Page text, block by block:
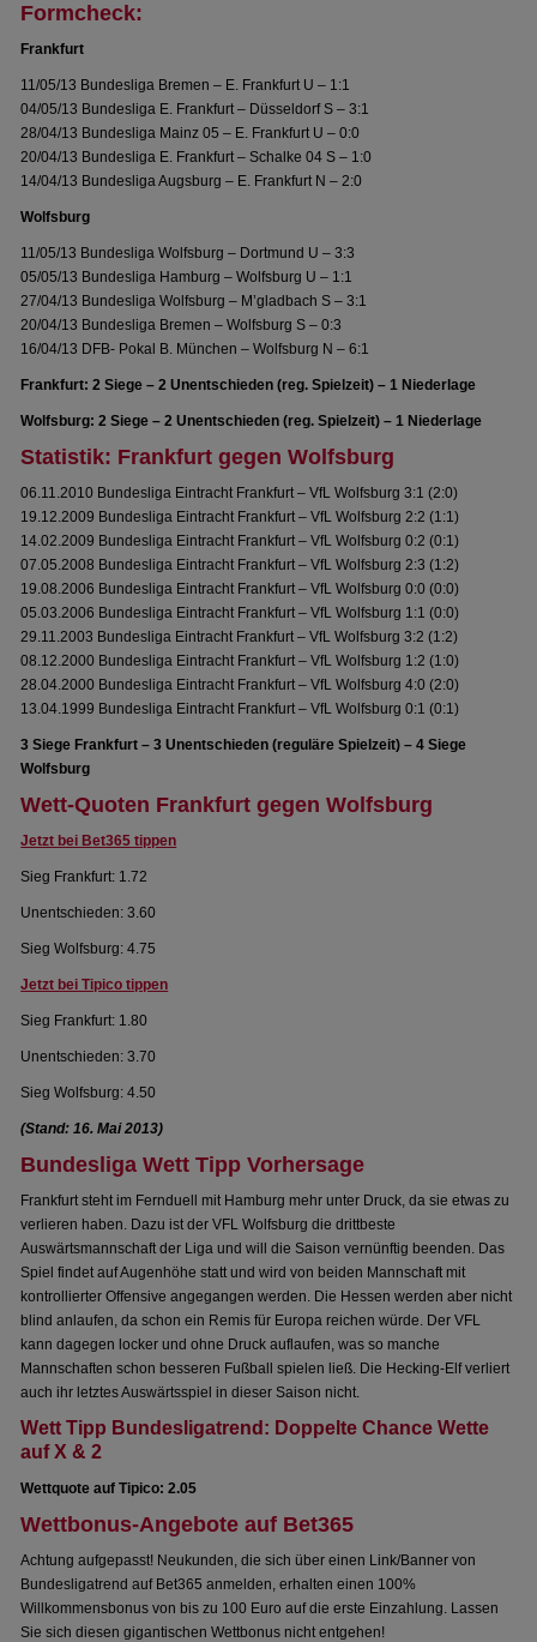
Formcheck:
Frankfurt
11/05/13 Bundesliga Bremen – E. Frankfurt U – 1:1
04/05/13 Bundesliga E. Frankfurt – Düsseldorf S – 3:1
28/04/13 Bundesliga Mainz 05 – E. Frankfurt U – 0:0
20/04/13 Bundesliga E. Frankfurt – Schalke 04 S – 1:0
14/04/13 Bundesliga Augsburg – E. Frankfurt N – 2:0
Wolfsburg
11/05/13 Bundesliga Wolfsburg – Dortmund U – 3:3
05/05/13 Bundesliga Hamburg – Wolfsburg U – 1:1
27/04/13 Bundesliga Wolfsburg – M’gladbach S – 3:1
20/04/13 Bundesliga Bremen – Wolfsburg S – 0:3
16/04/13 DFB- Pokal B. München – Wolfsburg N – 6:1
Frankfurt: 2 Siege – 2 Unentschieden (reg. Spielzeit) – 1 Niederlage
Wolfsburg: 2 Siege – 2 Unentschieden (reg. Spielzeit) – 1 Niederlage
Statistik: Frankfurt gegen Wolfsburg
06.11.2010 Bundesliga Eintracht Frankfurt – VfL Wolfsburg 3:1 (2:0)
19.12.2009 Bundesliga Eintracht Frankfurt – VfL Wolfsburg 2:2 (1:1)
14.02.2009 Bundesliga Eintracht Frankfurt – VfL Wolfsburg 0:2 (0:1)
07.05.2008 Bundesliga Eintracht Frankfurt – VfL Wolfsburg 2:3 (1:2)
19.08.2006 Bundesliga Eintracht Frankfurt – VfL Wolfsburg 0:0 (0:0)
05.03.2006 Bundesliga Eintracht Frankfurt – VfL Wolfsburg 1:1 (0:0)
29.11.2003 Bundesliga Eintracht Frankfurt – VfL Wolfsburg 3:2 (1:2)
08.12.2000 Bundesliga Eintracht Frankfurt – VfL Wolfsburg 1:2 (1:0)
28.04.2000 Bundesliga Eintracht Frankfurt – VfL Wolfsburg 4:0 (2:0)
13.04.1999 Bundesliga Eintracht Frankfurt – VfL Wolfsburg 0:1 (0:1)
3 Siege Frankfurt – 3 Unentschieden (reguläre Spielzeit) – 4 Siege
Wolfsburg
Wett-Quoten Frankfurt gegen Wolfsburg
Jetzt bei Bet365 tippen
Sieg Frankfurt: 1.72
Unentschieden: 3.60
Sieg Wolfsburg: 4.75
Jetzt bei Tipico tippen
Sieg Frankfurt: 1.80
Unentschieden: 3.70
Sieg Wolfsburg: 4.50
(Stand: 16. Mai 2013)
Bundesliga Wett Tipp Vorhersage
Frankfurt steht im Fernduell mit Hamburg mehr unter Druck, da sie etwas zu
verlieren haben. Dazu ist der VFL Wolfsburg die drittbeste
Auswärtsmannschaft der Liga und will die Saison vernünftig beenden. Das
Spiel findet auf Augenhöhe statt und wird von beiden Mannschaft mit
kontrollierter Offensive angegangen werden. Die Hessen werden aber nicht
blind anlaufen, da schon ein Remis für Europa reichen würde. Der VFL
kann dagegen locker und ohne Druck auflaufen, was so manche
Mannschaften schon besseren Fußball spielen ließ. Die Hecking-Elf verliert
auch ihr letztes Auswärtsspiel in dieser Saison nicht.
Wett Tipp Bundesligatrend: Doppelte Chance Wette
auf X & 2
Wettquote auf Tipico: 2.05
Wettbonus-Angebote auf Bet365
Achtung aufgepasst! Neukunden, die sich über einen Link/Banner von
Bundesligatrend auf Bet365 anmelden, erhalten einen 100%
Willkommensbonus von bis zu 100 Euro auf die erste Einzahlung. Lassen
Sie sich diesen gigantischen Wettbonus nicht entgehen!